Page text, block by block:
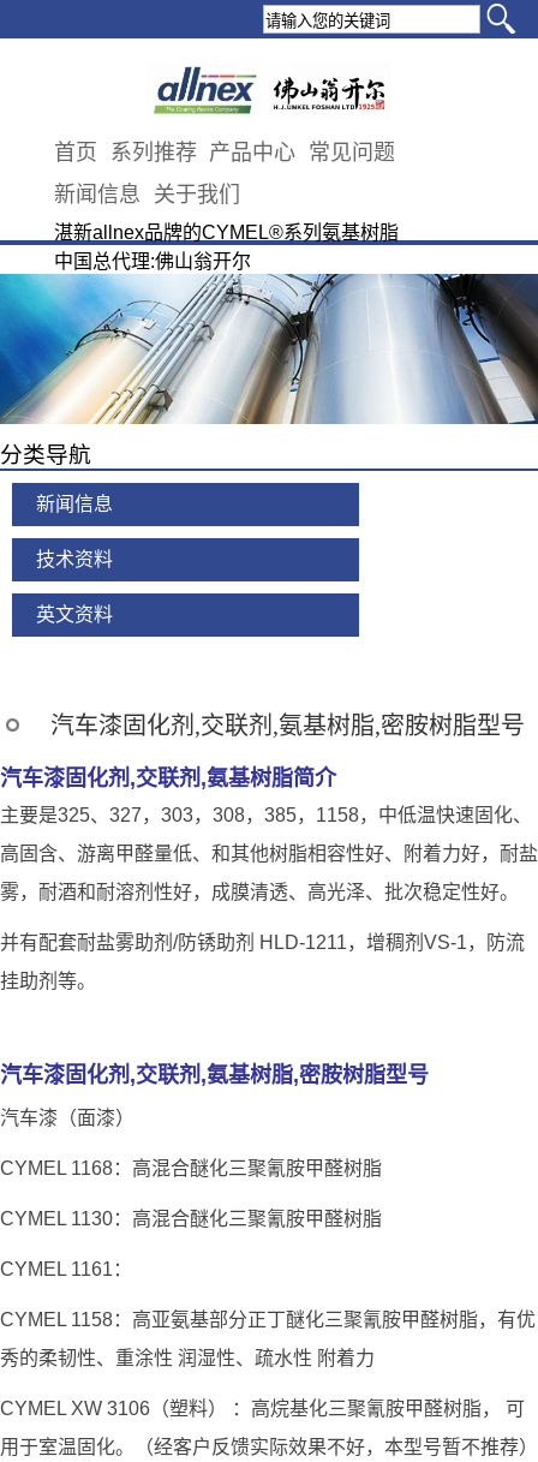
首页 系列推荐 产品中心 常见问题
新闻信息
关于我们
湛新allnex品牌的CYMEL®系列氨基树脂
中国总代理:佛山翁开尔
分类导航
新闻信息
技术资料
英文资料
汽车漆固化剂,交联剂,氨基树脂,密胺树脂型号
汽车漆固化剂,交联剂,氨基树脂简介
主要是325、327，303，308，385，1158，中低温快速固化、
高固含、游离甲醛量低、和其他树脂相容性好、附着力好，耐盐
雾，耐酒和耐溶剂性好，成膜清透、高光泽、批次稳定性好。
并有配套耐盐雾助剂/防锈助剂 HLD-1211，增稠剂VS-1，防流
挂助剂等。
汽车漆固化剂,交联剂,氨基树脂,密胺树脂型号
汽车漆（面漆）
CYMEL 1168：高混合醚化三聚氰胺甲醛树脂
CYMEL 1130：高混合醚化三聚氰胺甲醛树脂
CYMEL 1161：
CYMEL 1158：高亚氨基部分正丁醚化三聚氰胺甲醛树脂，有优
秀的柔韧性、重涂性 润湿性、疏水性 附着力
CYMEL XW 3106（塑料） ：高烷基化三聚氰胺甲醛树脂， 可
用于室温固化。（经客户反馈实际效果不好，本型号暂不推荐）